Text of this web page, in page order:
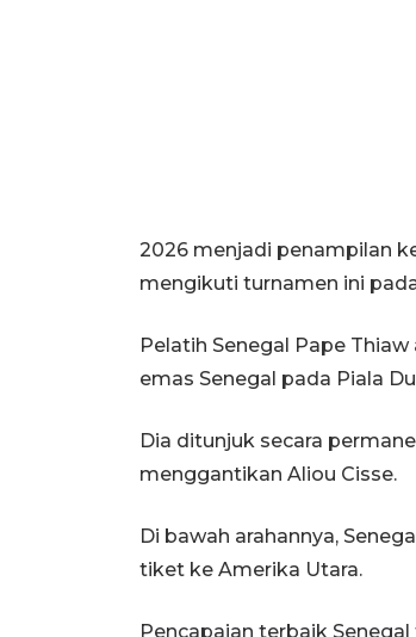
2026 menjadi penampilan
mengikuti turnamen ini
Pelatih Senegal Pape
emas Senegal pada Piala
Dia ditunjuk secara
menggantikan Aliou Cisse.
Di bawah arahannya,
tiket ke Amerika Utara.
Pencapaian terbaik